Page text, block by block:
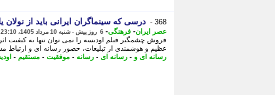
368 - درسی که سینماگران ایرانی باید از نولان
عصر ایران- فرهنگی- 6 روز پیش - شنبه 10 مرداد 1405، 23:10
فروش چشمگیر فیلم اودیسه را نمی توان تنها به کیفیت
عظیم و هوشمندی از تبلیغات، حضور رسانه ای و ارتباط
رسانه ای و - رسانه ای - رسانه - موفقیت - مستقیم -